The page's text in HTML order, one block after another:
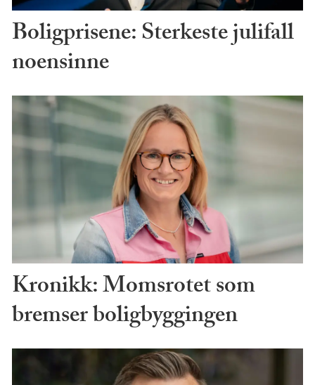
Boligprisene: Sterkeste julifall
noensinne
Kronikk: Momsrotet som
bremser boligbyggingen